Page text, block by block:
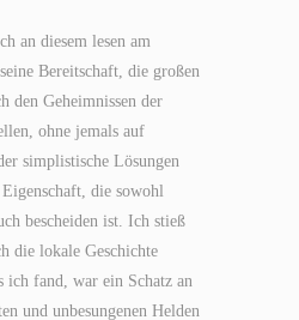
an diesem lesen am
Bereitschaft, die großen
den Geheimnissen der
ohne jemals auf
simplistische Lösungen
die sowohl
bescheiden ist. Ich stieß
die lokale Geschichte
ich fand, war ein Schatz an
und unbesungenen Helden